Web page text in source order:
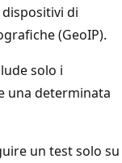
di
(GeoIP).
solo i
una determinata
un test solo su